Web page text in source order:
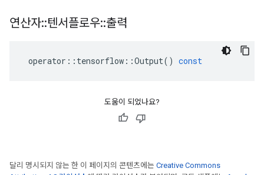
연산자::텐서플로우::출력
operator :: tensorflow ::Output() const
도움이 되었나요?
달리 명시되지 않는 한 이 페이지의 콘텐츠에는 Creative Commons